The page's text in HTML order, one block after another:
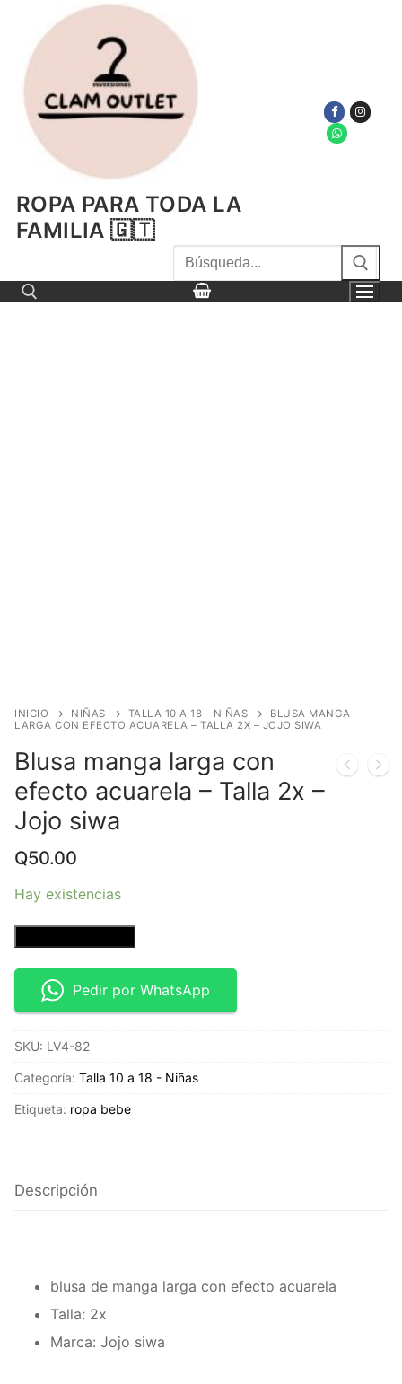
contenido
ROPA PARA TODA LA
FAMILIA 🇬🇹
Buscar
por:
INICIO NIÑAS TALLA 10 A 18 - NIÑAS
BLUSA MANGA
LARGA CON EFECTO ACUARELA – TALLA 2X – JOJO SIWA
Blusa manga larga con
efecto acuarela – Talla 2x –
Jojo siwa
Q50.00
Hay existencias
larga
acuarela
-
2x
siwa
cantidad
Pedir por WhatsApp
SKU: LV4-82
Categoría: Talla 10 a 18 - Niñas
Etiqueta: ropa bebe
Descripción
blusa de manga larga con efecto acuarela
Talla: 2x
Marca: Jojo siwa